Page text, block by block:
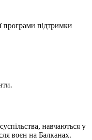
програми підтримки
навчаються у
воєн на Балканах.